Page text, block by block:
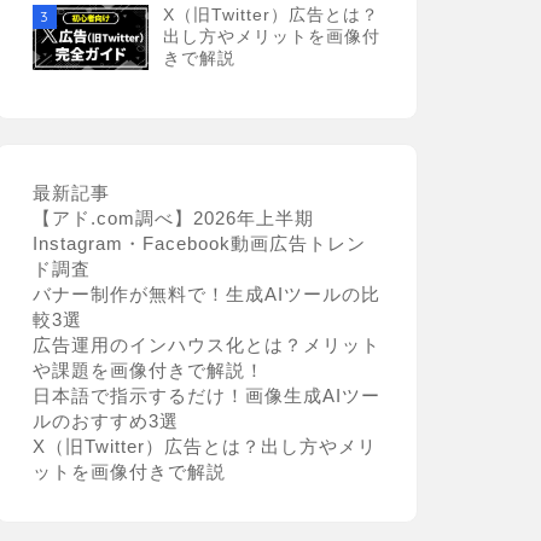
3
X（旧Twitter）広告とは？
出し方やメリットを画像付
きで解説
最新記事
【アド.com調べ】2026年上半期
Instagram・Facebook動画広告トレン
ド調査
バナー制作が無料で！生成AIツールの比
較3選
広告運用のインハウス化とは？メリット
や課題を画像付きで解説！
日本語で指示するだけ！画像生成AIツー
ルのおすすめ3選
X（旧Twitter）広告とは？出し方やメリ
ットを画像付きで解説